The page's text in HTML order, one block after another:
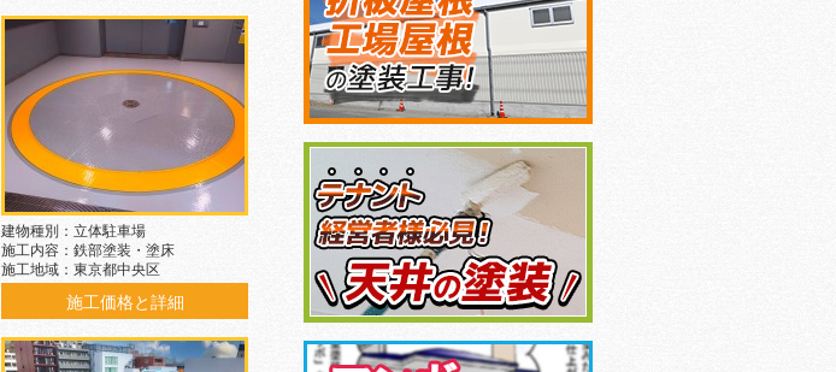
建物種別：立体駐車場
施工内容：鉄部塗装・塗床
施工地域：東京都中央区
施工価格と詳細